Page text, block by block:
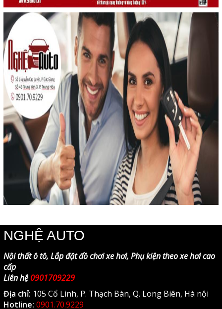
NGHỆ AUTO
Nội thất ô tô, Lắp đặt đồ chơi xe hơi, Phụ kiện theo xe hơi cao
cấp
Liên hệ 0901709229
Địa chỉ: 105 Cổ Linh, P. Thạch Bàn, Q. Long Biên, Hà nội
Hotline: 0901.70.9229